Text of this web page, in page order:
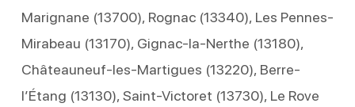
Marignane (13700), Rognac (13340), Les Pennes-
Mirabeau (13170), Gignac-la-Nerthe (13180),
Châteauneuf-les-Martigues (13220), Berre-
l’Étang (13130), Saint-Victoret (13730), Le Rove